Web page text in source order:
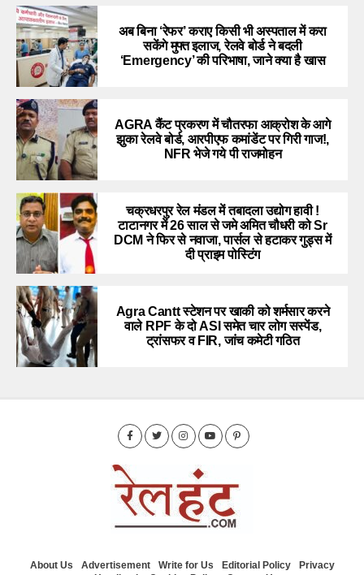
अब बिना ‘रेफर’ कराए किसी भी अस्पताल में करा
सकेंगे मुफ्त इलाज, रेलवे बोर्ड ने बदली
‘Emergency’ की परिभाषा, जाने क्या है खास
AGRA कैंट प्रकरण में चौतरफा आक्रोश के आगे
झुका रेलवे बोर्ड, आरपीएफ कमांडेंट पर गिरी गाज!,
NFR भेजे गये पी राजमोहन
चक्रधरपुर रेल मंडल में तबादला उद्योग हावी !
टाटानगर में 26 साल से जमे अमित चौधरी को Sr
DCM ने फिर से नवाजा, पार्सल से हटाकर गुड्स में
दी प्राइम पोस्टिंग
Agra Cantt स्टेशन पर खाकी को शर्मसार करने
वाले RPF के दो ASI समेत चार लोग सस्पेंड,
ट्रांसफर व FIR, जांच कमेटी गठित
About Us Advertisement Write for Us Editorial Policy
Privacy